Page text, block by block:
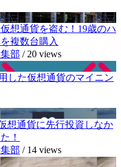
想通貨を盗む！19歳のハ
複数台購入
部 / 20 views
した仮想通貨のマイニン
想通貨に先行投資しなか
！
部 / 14 views